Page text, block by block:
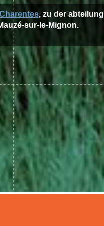
, zu der abteilung
sur-le-Mignon.